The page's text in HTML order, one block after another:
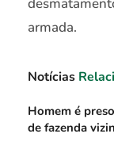
armada.
Notícias
Homem é
de fazenda